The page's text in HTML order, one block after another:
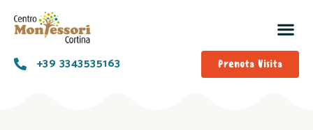
+39 3343535163 Prenota Visita